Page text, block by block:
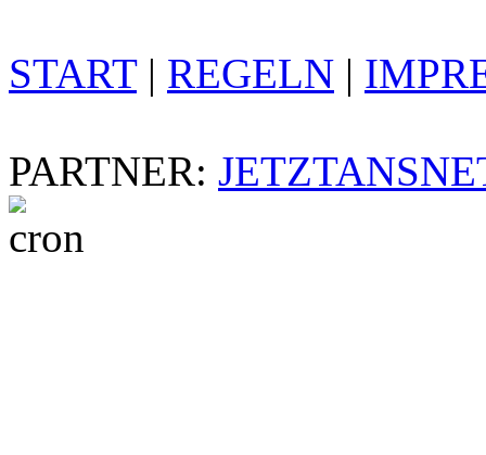
START| REGELN |
PARTNER: